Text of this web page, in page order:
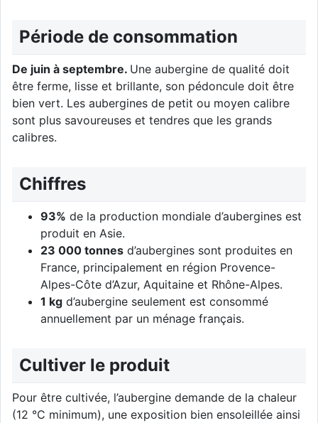
Période de consommation
De juin à septembre. Une aubergine de qualité doit
être ferme, lisse et brillante, son pédoncule doit être
bien vert. Les aubergines de petit ou moyen calibre
sont plus savoureuses et tendres que les grands
calibres.
Chiffres
93% de la production mondiale d’aubergines est
produit en Asie.
23 000 tonnes d’aubergines sont produites en
France, principalement en région Provence-
Alpes-Côte d’Azur, Aquitaine et Rhône-Alpes.
1 kg d’aubergine seulement est consommé
annuellement par un ménage français.
Cultiver le produit
Pour être cultivée, l’aubergine demande de la chaleur
(12 °C minimum), une exposition bien ensoleillée ainsi